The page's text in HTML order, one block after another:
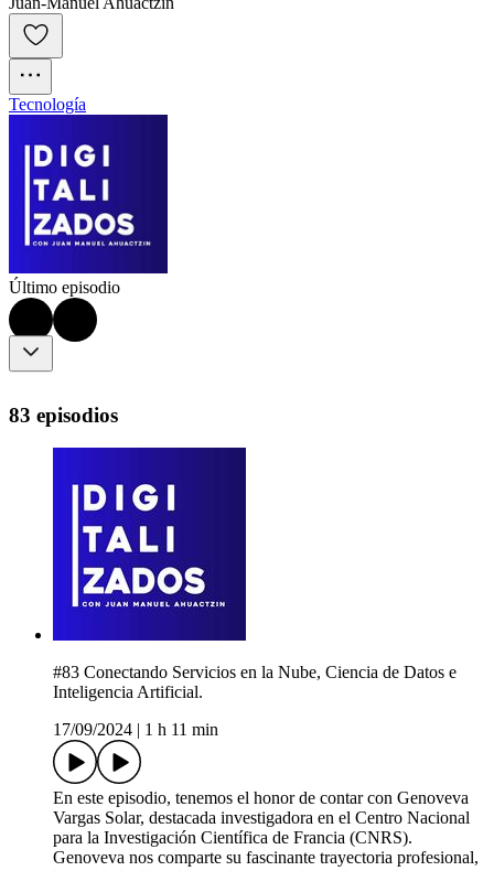
Tecnología
Último episodio
83 episodios
#83 Conectando Servicios en la Nube, Ciencia de Datos e
Inteligencia Artificial.
17/09/2024
1 h 11 min
En este episodio, tenemos el honor de contar con Genoveva
Vargas Solar, destacada investigadora en el Centro Nacional
para la Investigación Científica de Francia (CNRS).
Genoveva nos comparte su fascinante trayectoria profesional,